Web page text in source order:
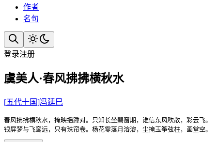
作者
名句
登录注册
虞美人·春风拂拂横秋水
[五代十国]冯延巳
春风拂拂横秋水，掩映摇踵对。只知长坐碧窗期，谁信东风吹散，彩云飞。
银屏梦与飞鸾远，只有珠帘卷。杨花零落月溶溶，尘掩玉筝弦柱，画堂空。